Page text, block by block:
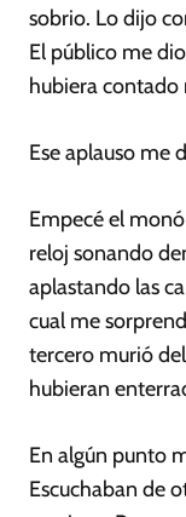
sobrio. Lo dijo
El público me
hubiera contado
Ese aplauso me
Empecé el
reloj sonando
aplastando las
cual me
tercero murió
hubieran
En algún punto
Escuchaban de